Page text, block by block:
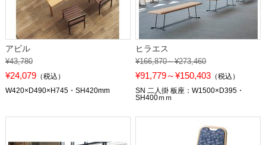
アビル
¥43,780
¥24,079（税込）
W420×D490×H745・SH420mm
ヒラエス
¥166,870～¥273,460
¥91,779～¥150,403 （税込）
SN 二人掛 板座：W1500×D395・
SH400ｍｍ